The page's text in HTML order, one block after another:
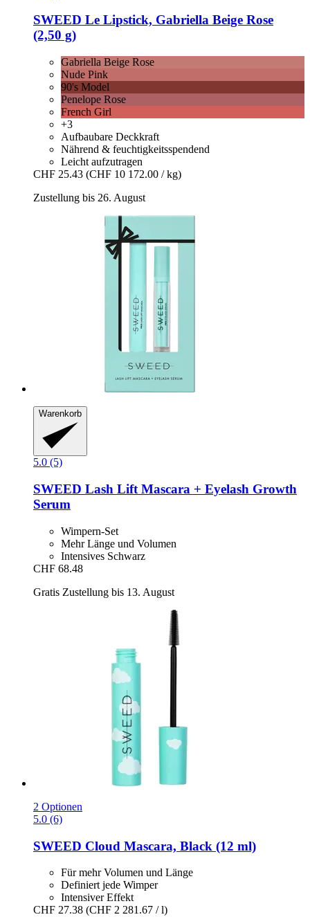
SWEED Le Lipstick, Gabriella Beige Rose
(2,50 g)
Gabriella Beige Rose
Nude Pink
90's Model
Penelope Rose
French Girl
+3
Aufbaubare Deckkraft
Nährend & feuchtigkeitsspendend
Leicht aufzutragen
CHF 25.43 (CHF 10 172.00 / kg)
Zustellung bis 26. August
Warenkorb
5.0 (5)
SWEED Lash Lift Mascara + Eyelash Growth
Serum
Wimpern-Set
Mehr Länge und Volumen
Intensives Schwarz
CHF 68.48
Gratis Zustellung bis 13. August
2 Optionen
5.0 (6)
SWEED Cloud Mascara, Black (12 ml)
Für mehr Volumen und Länge
Definiert jede Wimper
Intensiver Effekt
CHF 27.38 (CHF 2 281.67 / l)